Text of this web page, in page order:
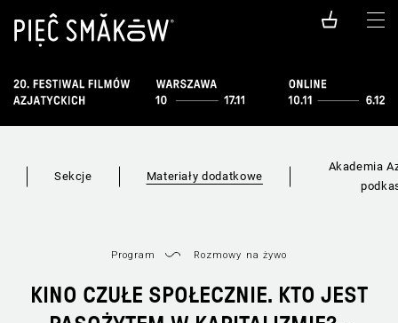
Sekcje Materiały dodatkowe
Akademia
Program Rozmowy na żywo
KINO CZUŁE SPOŁECZNIE. KTO JEST